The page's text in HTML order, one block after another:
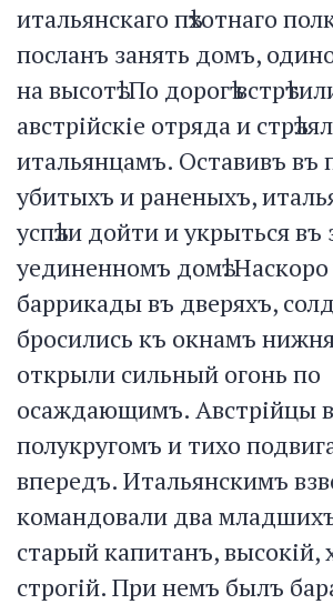
итальянскаго пѣхотнаго
посланъ занять домъ,
на высотѣ. По дорогѣ
австрійскіе отряда и
итальянцамъ. Оставивъ въ
убитыхъ и раненыхъ,
успѣли дойти и укрыться въ
уединенномъ домѣ.
баррикады въ дверяхъ,
бросились къ окнамъ
открыли сильный огонь по
осаждающимъ. Австрійцы
полукругомъ и тихо
впередъ. Итальянскимъ
командовали два
старый капитанъ, высокій,
строгій. При немъ былъ